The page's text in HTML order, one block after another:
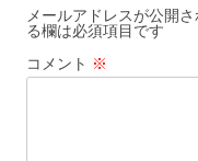
ー
シ
ョ
メールアドレスが公開
る欄は必須項目です
コメント ※